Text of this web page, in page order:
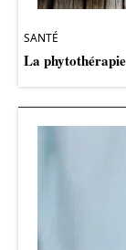
SANTÉ
La